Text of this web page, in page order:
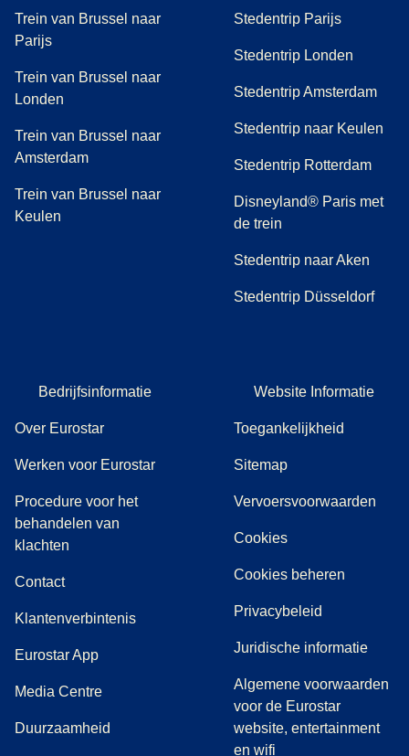
Trein van Brussel naar
Parijs
Trein van Brussel naar
Londen
Trein van Brussel naar
Amsterdam
Trein van Brussel naar
Keulen
Stedentrip Parijs
Stedentrip Londen
Stedentrip Amsterdam
Stedentrip naar Keulen
Stedentrip Rotterdam
Disneyland® Paris met
de trein
Stedentrip naar Aken
Stedentrip Düsseldorf
Bedrijfsinformatie
Over Eurostar
Werken voor Eurostar
Procedure voor het
behandelen van
klachten
Contact
Klantenverbintenis
Eurostar App
Media Centre( opent in een nieuwe tab)
Duurzaamheid
Website Informatie
Toegankelijkheid
Sitemap
Vervoersvoorwaarden
Cookies
Cookies beheren
Privacybeleid
Juridische informatie
Algemene voorwaarden
voor de Eurostar
website, entertainment
en wifi